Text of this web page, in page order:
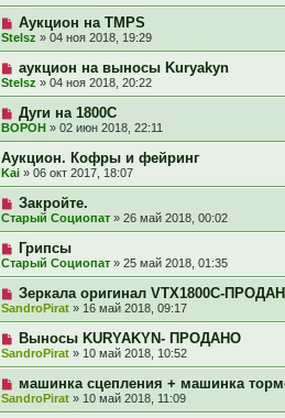
Аукцион на TMPS
Stelsz » 04 ноя 2018, 19:29
аукцион на выносы Kuryakyn
Stelsz » 04 ноя 2018, 20:22
Дуги на 1800С
ВОРОН » 02 июн 2018, 22:11
Аукцион. Кофры и фейринг
Kai » 06 окт 2017, 18:07
Закройте.
Старый Социопат » 26 май 2018, 00:02
Грипсы
Старый Социопат » 25 май 2018, 01:35
Зеркала оригинал VTX1800C-
SandroPirat » 16 май 2018, 09:17
Выносы KURYAKYN- ПРОДАНО
SandroPirat » 10 май 2018, 10:52
машинка сцепления + машинка
SandroPirat » 10 май 2018, 11:09